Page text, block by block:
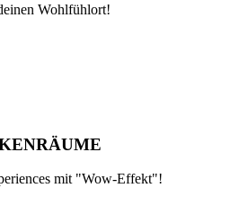
Wohlfühlort!
mit "Wow-Effekt"!